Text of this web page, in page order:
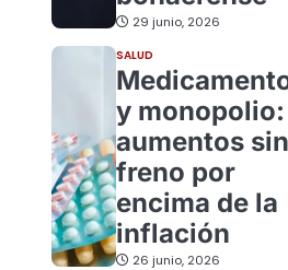
29 junio, 2026
SALUD
y monopolio:
aumentos sin
freno por
encima de la
inflación
26 junio, 2026